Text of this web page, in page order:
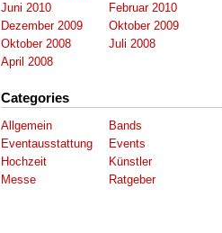
Juni 2010
Februar 2010
Dezember 2009
Oktober 2009
Oktober 2008
Juli 2008
April 2008
Categories
Allgemein
Bands
Eventausstattung
Events
Hochzeit
Künstler
Messe
Ratgeber